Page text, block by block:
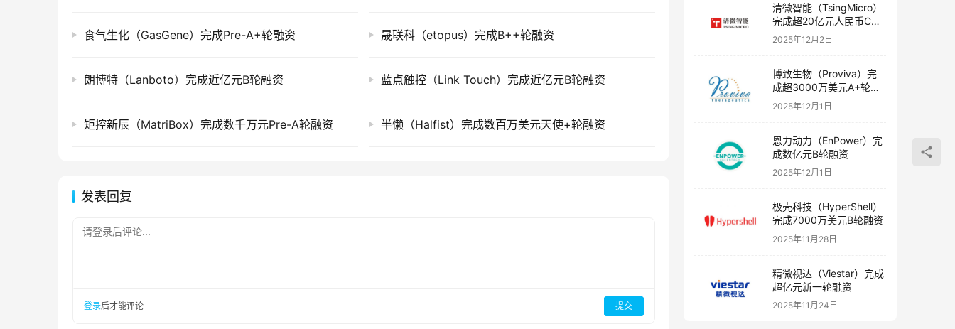
食气生化（GasGene）完成Pre-A+轮融资 晟联科（etopus）完成B++轮融资
朗博特（Lanboto）完成近亿元B轮融资 蓝点触控（Link Touch）完成近亿元B轮融资
矩控新辰（MatriBox）完成数千万元Pre-A轮融资 半懒（Halfist）完成数百万美元天使+轮融资
发表回复
请登录后评论...
登录后才能评论 提交
清微智能（TsingMicro）
完成超20亿元人民币C轮
融资
2025年12月2日
博致生物（Proviva）完
成超3000万美元A+轮融
资
2025年12月1日
恩力动力（EnPower）完
成数亿元B轮融资
2025年12月1日
极壳科技（HyperShell）
完成7000万美元B轮融资
2025年11月28日
精微视达（Viestar）完成
超亿元新一轮融资
2025年11月24日